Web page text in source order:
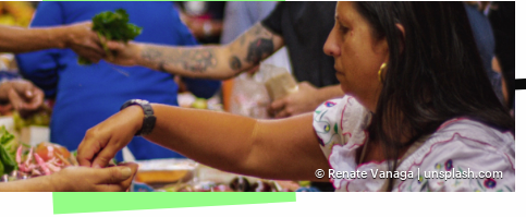
© Renate Vanaga | unsplash.com